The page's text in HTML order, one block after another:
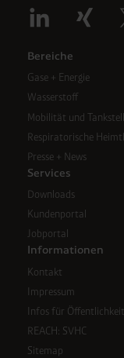
Bereiche
Gase + Energie
Wasserstoff
Mobilität und
Respiratorische
Presse + News
Services
Downloads
Kundenportal
Jobportal
Informationen
Kontakt
Impressum
Infos für Öffentlichkeit
REACH: SVHC
Sitemap